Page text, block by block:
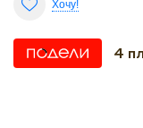
Хочу!
4